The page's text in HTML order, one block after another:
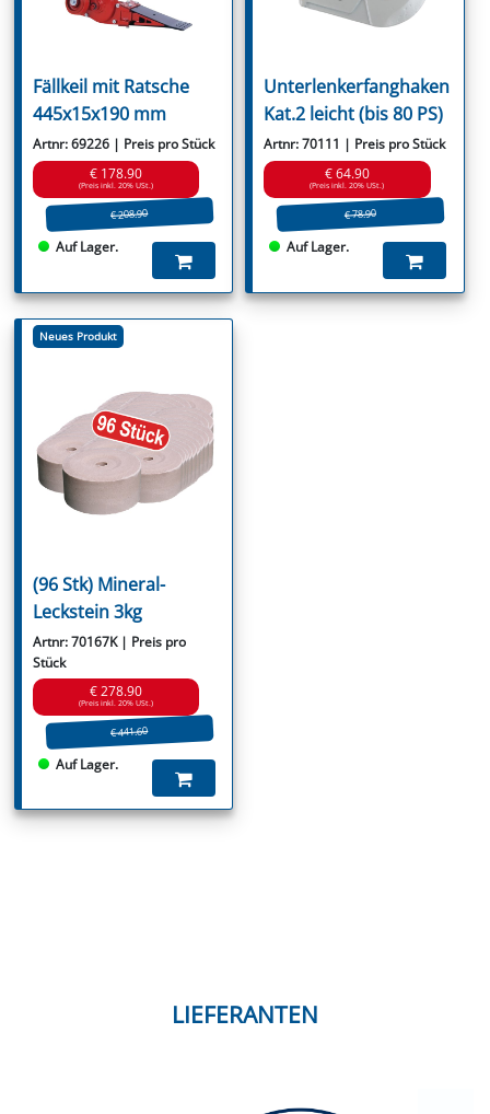
Fällkeil mit Ratsche
445x15x190 mm
Artnr: 69226 | Preis pro Stück
€ 178.90
(Preis inkl. 20% USt.)
€ 208.90
Auf Lager.
Unterlenkerfanghaken
Kat.2 leicht (bis 80 PS)
Artnr: 70111 | Preis pro Stück
€ 64.90
(Preis inkl. 20% USt.)
€ 78.90
Auf Lager.
Neues Produkt
(96 Stk) Mineral-
Leckstein 3kg
Artnr: 70167K | Preis pro
Stück
€ 278.90
(Preis inkl. 20% USt.)
€ 441.60
Auf Lager.
LIEFERANTEN